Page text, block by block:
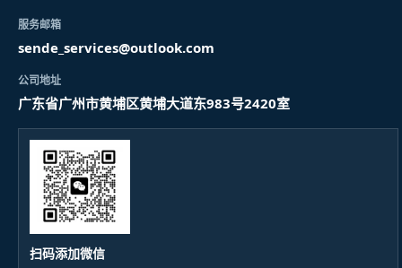
服务邮箱
sende_services@outlook.com
公司地址
广东省广州市黄埔区黄埔大道东983号2420室
扫码添加微信